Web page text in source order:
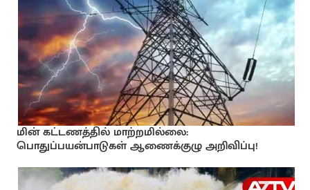
மின் கட்டணத்தில் மாற்றமில்லை:
பொதுப்பயன்பாடுகள் ஆணைக்குழு அறிவிப்பு!